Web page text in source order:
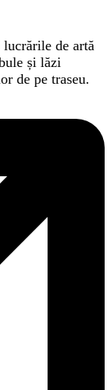
de artă
și lăzi
de pe traseu.